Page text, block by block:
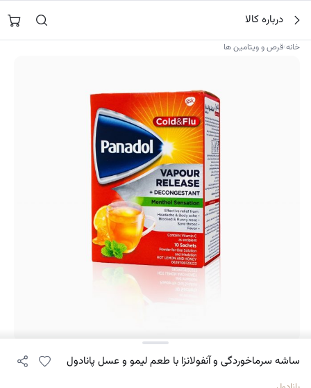
محتوا
جستجو در
درباره کالا
خانه›قرص و ویتامین ها
ساشه سرماخوردگی و آنفولانزا با طعم لیمو و عسل پانادول